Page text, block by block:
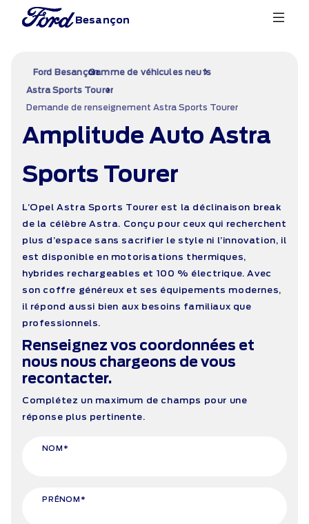
Besançon
Ford Besançon
›
Gamme de véhicules neufs
›
Astra Sports Tourer
›
Demande de renseignement Astra Sports Tourer
Amplitude Auto Astra
Sports Tourer
L’Opel Astra Sports Tourer est la déclinaison break
de la célèbre Astra. Conçu pour ceux qui recherchent
plus d’espace sans sacrifier le style ni l’innovation, il
est disponible en motorisations thermiques,
hybrides rechargeables et 100 % électrique. Avec
son coffre généreux et ses équipements modernes,
il répond aussi bien aux besoins familiaux que
professionnels.
Renseignez vos coordonnées et
nous nous chargeons de vous
recontacter.
Complétez un maximum de champs pour une
réponse plus pertinente.
NOM*
PRÉNOM*